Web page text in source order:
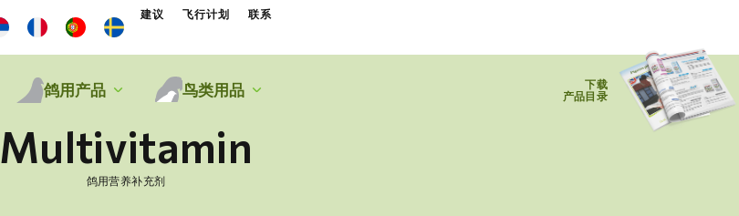
建议 飞行计划 联系
鸽用产品 鸟类用品
下载
产品目录
Multivitamin
鸽用营养补充剂